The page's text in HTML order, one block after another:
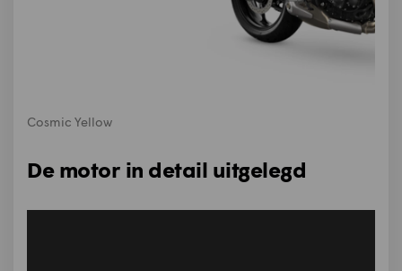
Cosmic Yellow
De motor in detail uitgelegd